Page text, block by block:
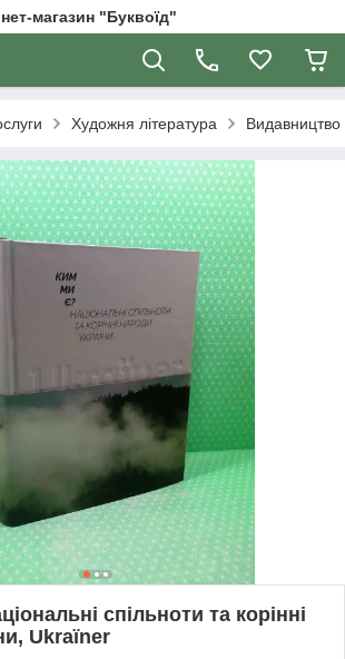
магазин "Буквоїд"
Художня література Видавництво
спільноти та корінні
Ukraїner